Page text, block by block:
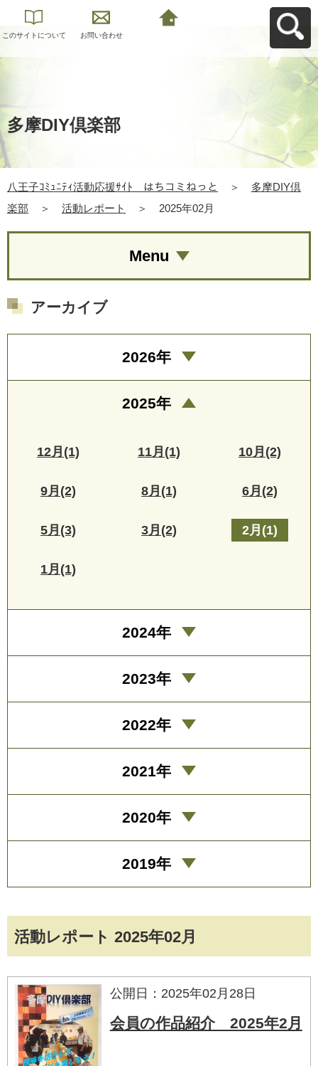
このサイトについて お問い合わせ
多摩DIY倶楽部
八王子ｺﾐｭﾆﾃｨ活動応援ｻｲﾄ はちコミねっと ＞
多摩DIY倶
楽部
＞ 活動レポート ＞ 2025年02月
活動レポート 2025年02月
公開日：2025年02月28日
会員の作品紹介 2025年2月
Menu
アーカイブ
2026年
2025年
12月(1) 11月(1) 10月(2)
9月(2) 8月(1) 6月(2)
5月(3) 3月(2) 2月(1)
1月(1)
2024年
2023年
2022年
2021年
2020年
2019年